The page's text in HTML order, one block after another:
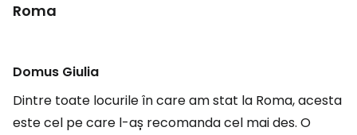
Roma
Domus Giulia
Dintre toate locurile în care am stat la Roma, acesta
este cel pe care l-aș recomanda cel mai des. O